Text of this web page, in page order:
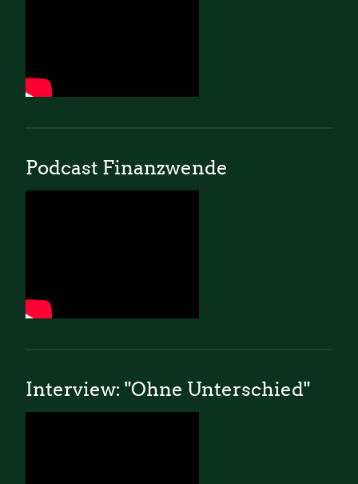
Podcast Finanzwende
Interview: "Ohne Unterschied"